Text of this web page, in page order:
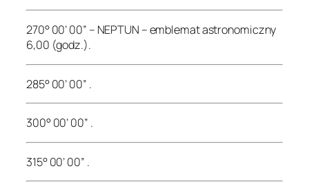
270° 00’ 00” – NEPTUN – emblemat astronomiczny
6,00 (godz.).
285° 00’ 00” .
300° 00’ 00” .
315° 00’ 00” .